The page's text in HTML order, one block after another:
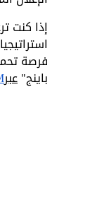
إذا كنت
فرصة
باينج" عبر